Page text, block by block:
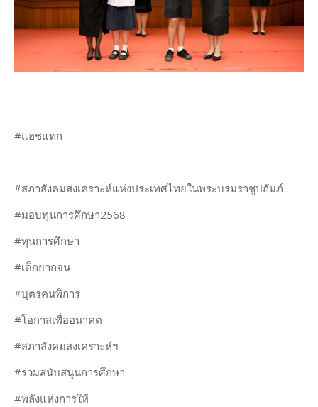
#แฮชแทก
#สภาสังคมสงเคราะห์แห่งประเทศไทยในพระบรมราชูปถัมภ์
#มอบทุนการศึกษา2568
#ทุนการศึกษา
#เด็กยากจน
#บุตรคนพิการ
#โอกาสเพื่ออนาคต
#สภาสังคมสงเคราะห์ฯ
#ร่วมสนับสนุนการศึกษา
#พลังแห่งการให้